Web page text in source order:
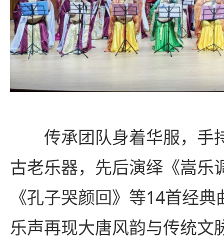
传承团队身着华服，手
古老乐器，先后演绎《嵩乐
《孔子哭颜回》等14首经
乐声再现大唐风韵与传统文